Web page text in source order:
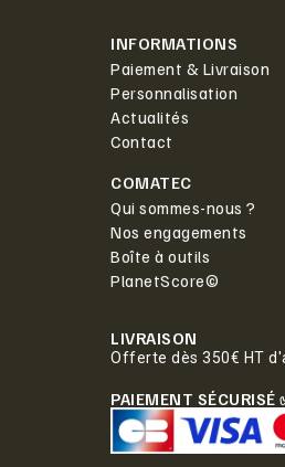
INFORMATIONS
Paiement & Livraison
Personnalisation
Actualités
Contact
COMATEC
Qui sommes-nous ?
Nos engagements
Boîte à outils
PlanetScore©
LIVRAISON
Offerte dès 350€ HT
PAIEMENT SÉCURISÉ